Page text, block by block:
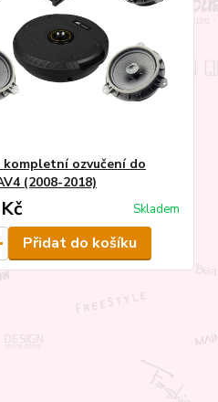
kompletní ozvučení do
(2008-2018)
Skladem
Přidat do košíku